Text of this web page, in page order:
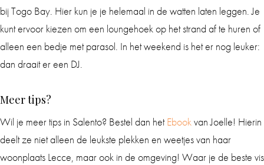
bij Togo Bay. Hier kun je je helemaal in de watten laten leggen. Je
kunt ervoor kiezen om een loungehoek op het strand af te huren of
alleen een bedje met parasol. In het weekend is het er nog leuker:
dan draait er een DJ.
Meer tips?
Wil je meer tips in Salento? Bestel dan hetEbookvan Joelle! Hierin
deelt ze niet alleen de leukste plekken en weetjes van haar
woonplaats Lecce, maar ook in de omgeving! Waar je de beste vis